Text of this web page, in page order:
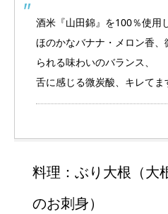
酒米『山田錦』を100％使用
ほのかなバナナ・メロン香
られる味わいのバランス、
舌に感じる微炭酸、キレてま
料理：ぶり大根（大
のお刺身）